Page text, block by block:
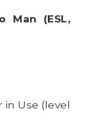
Man (ESL,
in Use (level